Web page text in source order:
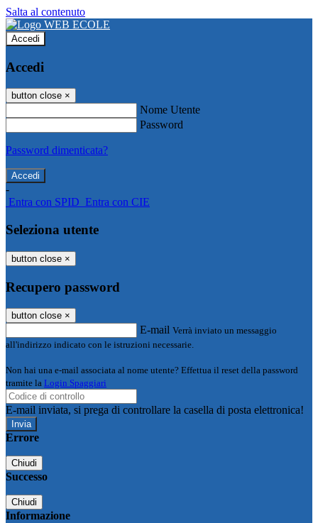
Salta al contenuto
Accedi
Accedi
button close ×
Nome Utente
Password
Password dimenticata?
-
Entra con SPID Entra con CIE
Seleziona utente
button close ×
Recupero password
button close ×
E-mail Verrà inviato un messaggio
all'indirizzo indicato con le istruzioni necessarie.
Non hai una e-mail associata al nome utente? Effettua il reset della password
tramite la Login Spaggiari
E-mail inviata, si prega di controllare la casella di posta elettronica!
Errore
Chiudi
Successo
Chiudi
Informazione